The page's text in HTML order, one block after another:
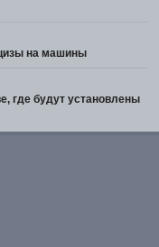
на машины
где будут установлены